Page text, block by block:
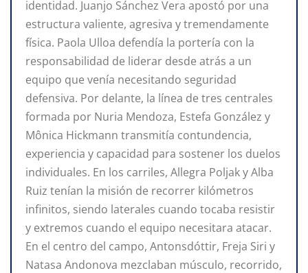
identidad. Juanjo Sánchez Vera apostó por una
estructura valiente, agresiva y tremendamente
física. Paola Ulloa defendía la portería con la
responsabilidad de liderar desde atrás a un
equipo que venía necesitando seguridad
defensiva. Por delante, la línea de tres centrales
formada por Nuria Mendoza, Estefa González y
Mônica Hickmann transmitía contundencia,
experiencia y capacidad para sostener los duelos
individuales. En los carriles, Allegra Poljak y Alba
Ruiz tenían la misión de recorrer kilómetros
infinitos, siendo laterales cuando tocaba resistir
y extremos cuando el equipo necesitara atacar.
En el centro del campo, Antonsdóttir, Freja Siri y
Natasa Andonova mezclaban músculo, recorrido,